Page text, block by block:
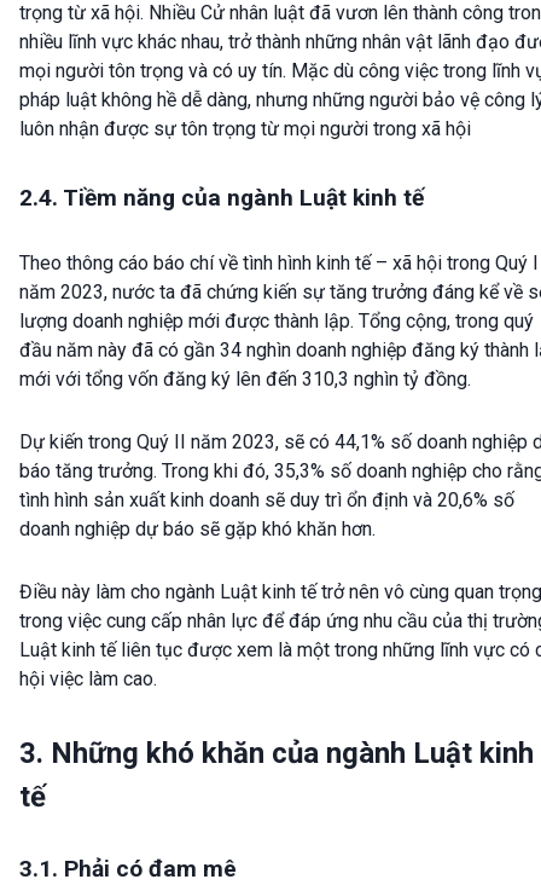
trọng từ xã hội. Nhiều Cử nhân luật đã vươn lên thành công
nhiều lĩnh vực khác nhau, trở thành những nhân vật lãnh đạo
mọi người tôn trọng và có uy tín. Mặc dù công việc trong lĩnh
pháp luật không hề dễ dàng, nhưng những người bảo vệ công
luôn nhận được sự tôn trọng từ mọi người trong xã hội
2.4. Tiềm năng của ngành Luật kinh tế
Theo thông cáo báo chí về tình hình kinh tế – xã hội trong Quý I
năm 2023, nước ta đã chứng kiến sự tăng trưởng đáng kể về
lượng doanh nghiệp mới được thành lập. Tổng cộng, trong quý
đầu năm này đã có gần 34 nghìn doanh nghiệp đăng ký thành
mới với tổng vốn đăng ký lên đến 310,3 nghìn tỷ đồng.
Dự kiến trong Quý II năm 2023, sẽ có 44,1% số doanh nghiệp
báo tăng trưởng. Trong khi đó, 35,3% số doanh nghiệp cho
tình hình sản xuất kinh doanh sẽ duy trì ổn định và 20,6% số
doanh nghiệp dự báo sẽ gặp khó khăn hơn.
Điều này làm cho ngành Luật kinh tế trở nên vô cùng quan trọng
trong việc cung cấp nhân lực để đáp ứng nhu cầu của thị
Luật kinh tế liên tục được xem là một trong những lĩnh vực có
hội việc làm cao.
3. Những khó khăn của ngành Luật kinh
tế
3.1. Phải có đam mê